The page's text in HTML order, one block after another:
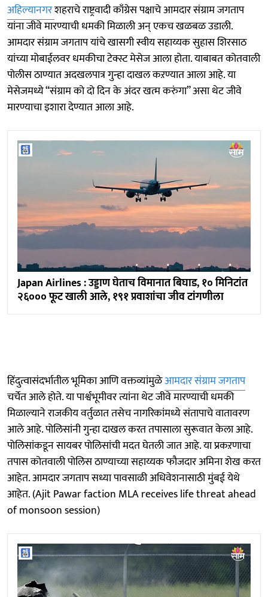
अहिल्यानगरशहराचे राष्ट्रवादी काँग्रेस पक्षाचे आमदार संग्राम जगताप
यांना जीवे मारण्याची धमकी मिळाली अन् एकच खळबळ उडाली.
आमदार संग्राम जगताप यांचे खासगी स्वीय सहाय्यक सुहास शिरसाठ
यांच्या मोबाईलवर धमकीचा टेक्स्ट मेसेज आला होता. याबाबत कोतवाली
पोलीस ठाण्यात अदखलपात्र गुन्हा दाखल कऱण्यात आला आहे. या
मेसेजमध्ये “संग्राम को दो दिन के अंदर खत्म करुंगा” असा थेट जीवे
मारण्याचा इशारा देण्यात आला आहे.
Japan Airlines : उड्डाण घेताच विमानात बिघाड, १० मिनिटांत
२६००० फूट खाली आले, १९१ प्रवाशांचा जीव टांगणीला
हिंदुत्वासंदर्भातील भूमिका आणि वक्तव्यांमुळेआमदार संग्राम जगताप
चर्चेत आले होते. या पार्श्वभूमीवर त्यांना थेट जीवे मारण्याची धमकी
मिळाल्याने राजकीय वर्तुळात तसेच नागरिकांमध्ये संतापाचे वातावरण
आले आहे. पोलिसांनी गुन्हा दाखल करत तपासाला सुरूवात केला आहे.
पोलिसांकडून सायबर पोलिसांची मदत घेतली जात आहे. या प्रकऱणाचा
तपास कोतवाली पोलिस ठाण्याच्या सहाय्यक फौजदार अमिना शेख करत
आहेत. आमदार जगताप सध्या पावसाळी अधिवेशनासाठी मुंबई येथे
आहेत. (Ajit Pawar faction MLA receives life threat ahead
of monsoon session)